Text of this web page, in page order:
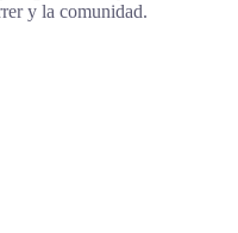
y la comunidad.